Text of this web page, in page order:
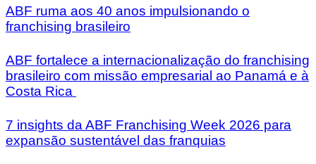
ABF ruma aos 40 anos impulsionando o
franchising brasileiro
ABF fortalece a internacionalização do franchising
brasileiro com missão empresarial ao Panamá e à
Costa Rica
7 insights da ABF Franchising Week 2026 para
expansão sustentável das franquias